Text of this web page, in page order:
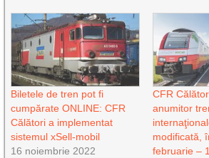
Biletele de tren pot fi
cumpărate ONLINE: CFR
Călători a implementat
sistemul xSell-mobil
16 noiembrie 2022
CFR
anumitor
modificată,
februarie –